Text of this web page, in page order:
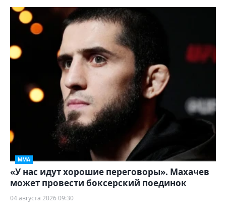
ММА
«У нас идут хорошие переговоры». Махачев
может провести боксерский поединок
04 августа 2026 09:30